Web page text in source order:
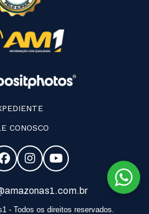
CONOSCO
- Todos os direitos reservados.